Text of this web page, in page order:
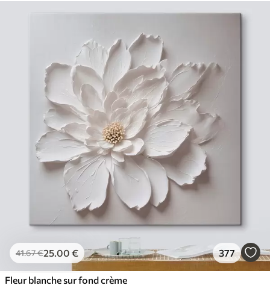
41.67€25.00 € 377
Fleur blanche sur fond crème